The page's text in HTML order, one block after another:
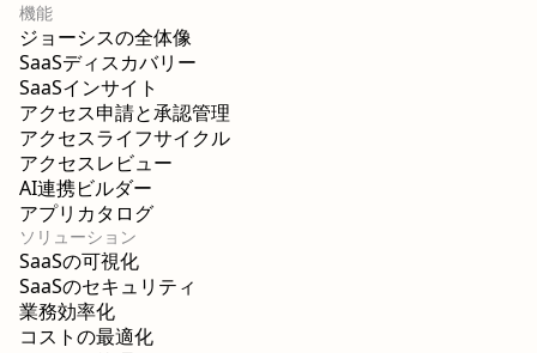
機能
ジョーシスの全体像
SaaSディスカバリー
SaaSインサイト
アクセス申請と承認管理
アクセスライフサイクル
アクセスレビュー
AI連携ビルダー
アプリカタログ
ソリューション
SaaSの可視化
SaaSのセキュリティ
業務効率化
コストの最適化